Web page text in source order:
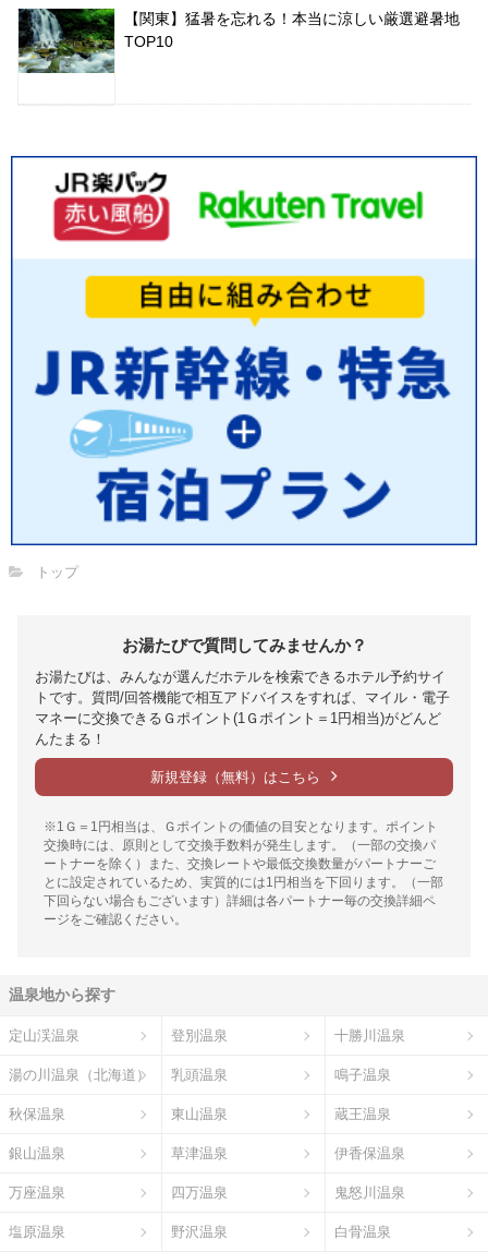
【関東】猛暑を忘れる！本当に涼しい厳選避暑地
TOP10
トップ
お湯たびで質問してみませんか？
お湯たびは、みんなが選んだホテルを検索できるホテル予約サイ
トです。質問/回答機能で相互アドバイスをすれば、マイル・電子
マネーに交換できるＧポイント(1Ｇポイント＝1円相当)がどんど
んたまる！
新規登録（無料）はこちら
※1Ｇ＝1円相当は、Ｇポイントの価値の目安となります。ポイント
交換時には、原則として交換手数料が発生します。（一部の交換パ
ートナーを除く）また、交換レートや最低交換数量がパートナーご
とに設定されているため、実質的には1円相当を下回ります。（一部
下回らない場合もございます）詳細は各パートナー毎の交換詳細ペ
ージをご確認ください。
温泉地から探す
定山渓温泉 登別温泉 十勝川温泉
湯の川温泉（北海道） 乳頭温泉 鳴子温泉
秋保温泉 東山温泉 蔵王温泉
銀山温泉 草津温泉 伊香保温泉
万座温泉 四万温泉 鬼怒川温泉
塩原温泉 野沢温泉 白骨温泉